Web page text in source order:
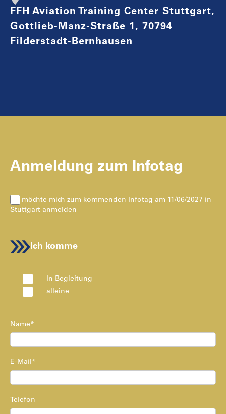
FFH Aviation Training Center Stuttgart,
Gottlieb-Manz-Straße 1, 70794
Filderstadt-Bernhausen
Anmeldung zum Infotag
Ich möchte mich zum kommenden Infotag am 11/06/2027 in
Stuttgart anmelden
Ich komme
alleine
In Begleitung
Name*
E-Mail*
Telefon